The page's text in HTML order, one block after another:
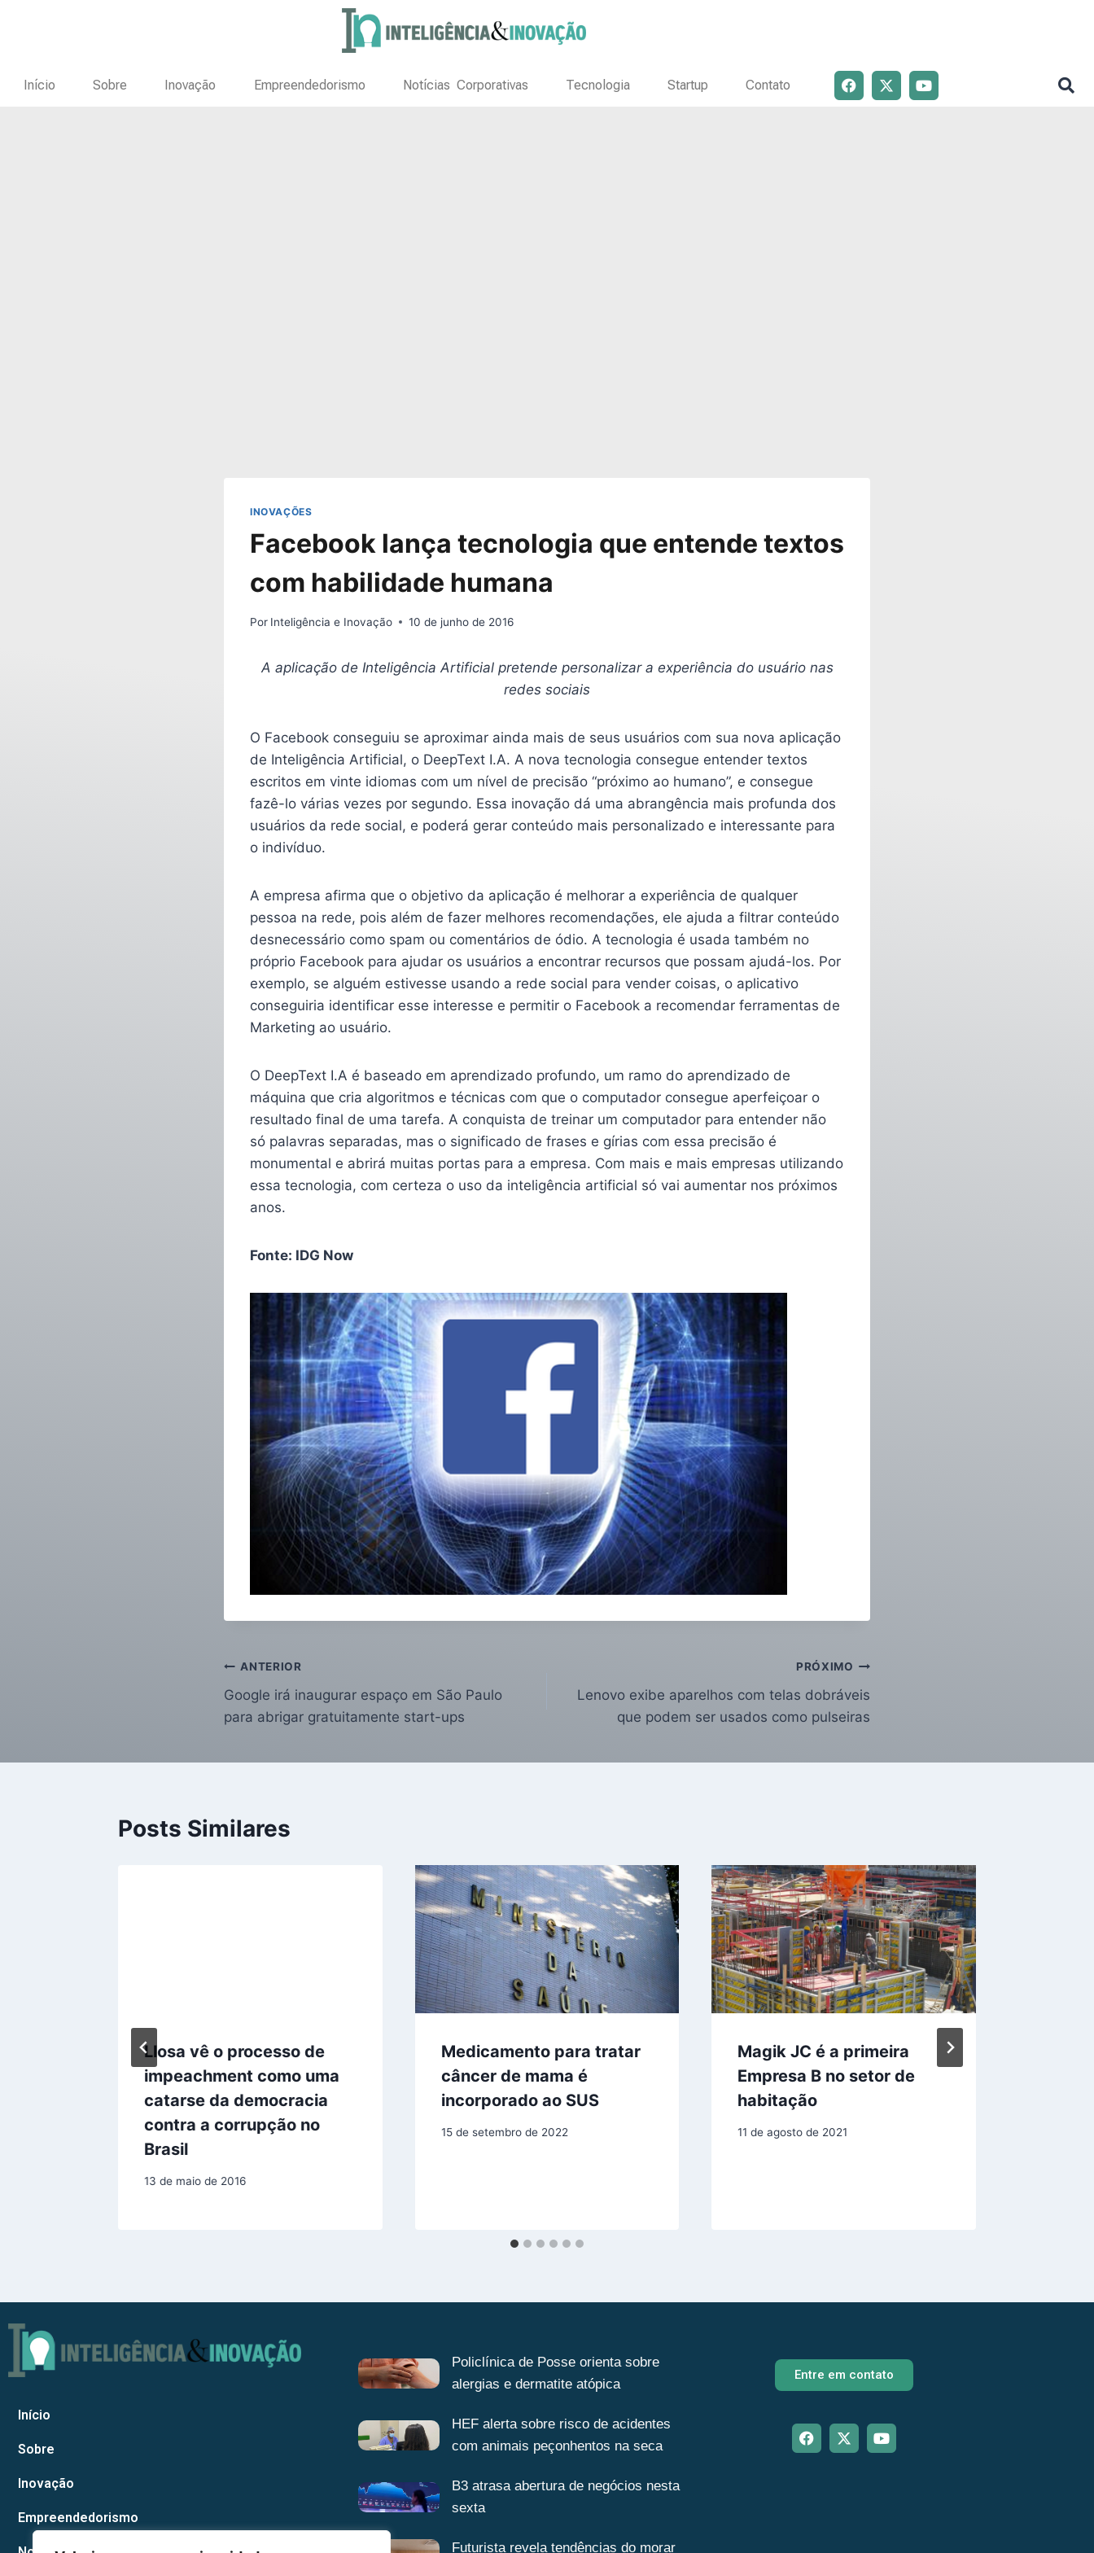
Início Sobre Inovação Empreendedorismo Notícias Corporativas Tecnologia Startup Contato
INOVAÇÕES
Facebook lança tecnologia que entende textos
com habilidade humana
Por Inteligência e Inovação 10 de junho de 2016
A aplicação de Inteligência Artificial pretende personalizar a experiência do usuário nas
redes sociais
O Facebook conseguiu se aproximar ainda mais de seus usuários com sua nova aplicação
de Inteligência Artificial, o DeepText I.A. A nova tecnologia consegue entender textos
escritos em vinte idiomas com um nível de precisão “próximo ao humano”, e consegue
fazê-lo várias vezes por segundo. Essa inovação dá uma abrangência mais profunda dos
usuários da rede social, e poderá gerar conteúdo mais personalizado e interessante para
o indivíduo.
A empresa afirma que o objetivo da aplicação é melhorar a experiência de qualquer
pessoa na rede, pois além de fazer melhores recomendações, ele ajuda a filtrar conteúdo
desnecessário como spam ou comentários de ódio. A tecnologia é usada também no
próprio Facebook para ajudar os usuários a encontrar recursos que possam ajudá-los. Por
exemplo, se alguém estivesse usando a rede social para vender coisas, o aplicativo
conseguiria identificar esse interesse e permitir o Facebook a recomendar ferramentas de
Marketing ao usuário.
O DeepText I.A é baseado em aprendizado profundo, um ramo do aprendizado de
máquina que cria algoritmos e técnicas com que o computador consegue aperfeiçoar o
resultado final de uma tarefa. A conquista de treinar um computador para entender não
só palavras separadas, mas o significado de frases e gírias com essa precisão é
monumental e abrirá muitas portas para a empresa. Com mais e mais empresas utilizando
essa tecnologia, com certeza o uso da inteligência artificial só vai aumentar nos próximos
anos.
Fonte: IDG Now
ANTERIOR
Google irá inaugurar espaço em São Paulo
para abrigar gratuitamente start-ups
PRÓXIMO
Lenovo exibe aparelhos com telas dobráveis
que podem ser usados como pulseiras
Posts Similares
Llosa vê o processo de
impeachment como uma
catarse da democracia
contra a corrupção no
Brasil
13 de maio de 2016
Medicamento para tratar
câncer de mama é
incorporado ao SUS
15 de setembro de 2022
Magik JC é a primeira
Empresa B no setor de
habitação
11 de agosto de 2021
Início
Sobre
Inovação
Empreendedorismo
Policlínica de Posse orienta sobre
alergias e dermatite atópica
HEF alerta sobre risco de acidentes
com animais peçonhentos na seca
B3 atrasa abertura de negócios nesta
sexta
Futurista revela tendências do morar
Entre em contato